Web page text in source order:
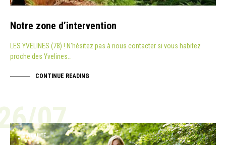
Notre zone d’intervention
LES YVELINES (78) ! N’hésitez pas à nous contacter si vous habitez
proche des Yvelines…
CONTINUE READING
07
ACTUALITÉ